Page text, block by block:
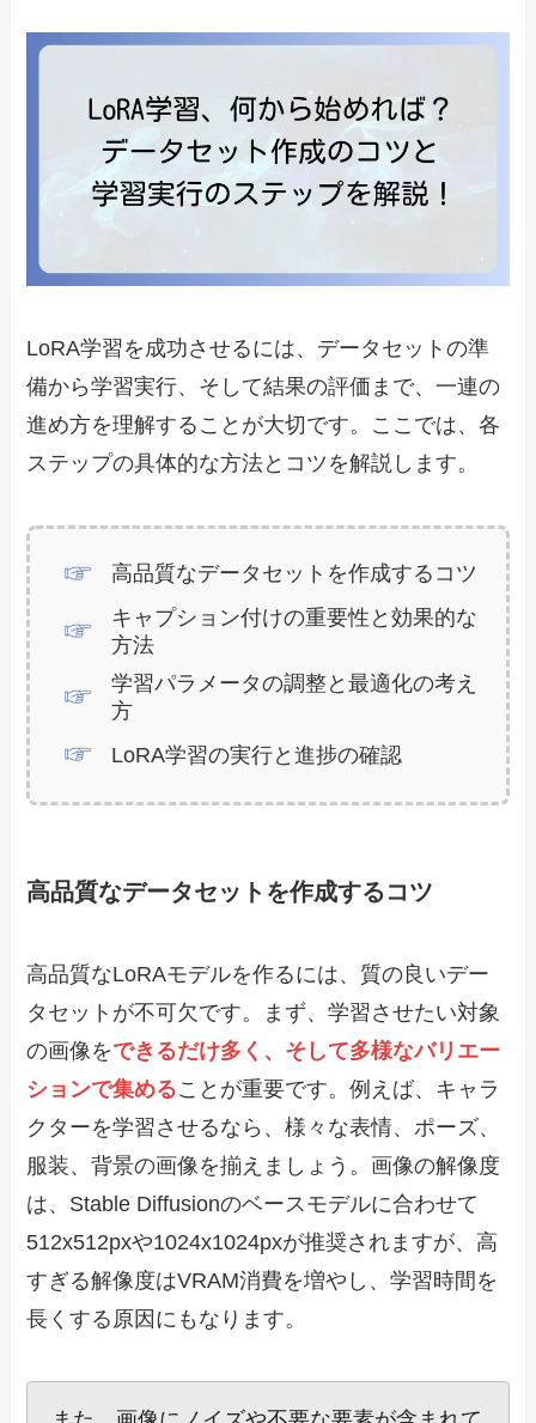
LoRA学習を成功させるには、データセットの準
備から学習実行、そして結果の評価まで、一連の
進め方を理解することが大切です。ここでは、各
ステップの具体的な方法とコツを解説します。
高品質なデータセットを作成するコツ
キャプション付けの重要性と効果的な
方法
学習パラメータの調整と最適化の考え
方
LoRA学習の実行と進捗の確認
高品質なデータセットを作成するコツ
高品質なLoRAモデルを作るには、質の良いデー
タセットが不可欠です。まず、学習させたい対象
の画像をできるだけ多く、そして多様なバリエー
ションで集めることが重要です。例えば、キャラ
クターを学習させるなら、様々な表情、ポーズ、
服装、背景の画像を揃えましょう。画像の解像度
は、Stable Diffusionのベースモデルに合わせて
512x512pxや1024x1024pxが推奨されますが、高
すぎる解像度はVRAM消費を増やし、学習時間を
長くする原因にもなります。